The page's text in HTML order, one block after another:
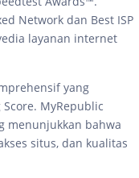
Network dan Best ISP
layanan internet
yang
MyRepublic
menunjukkan bahwa
situs, dan kualitas